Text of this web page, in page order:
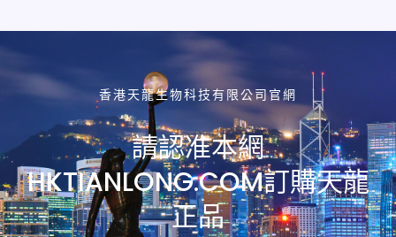
香港天龍生物科技有限公司官網
請認准本網
HKTIANLONG.COM訂購天龍
正品